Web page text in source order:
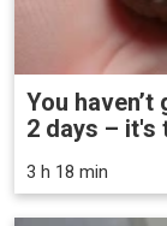
You
2 days – it's
3 h 18 min